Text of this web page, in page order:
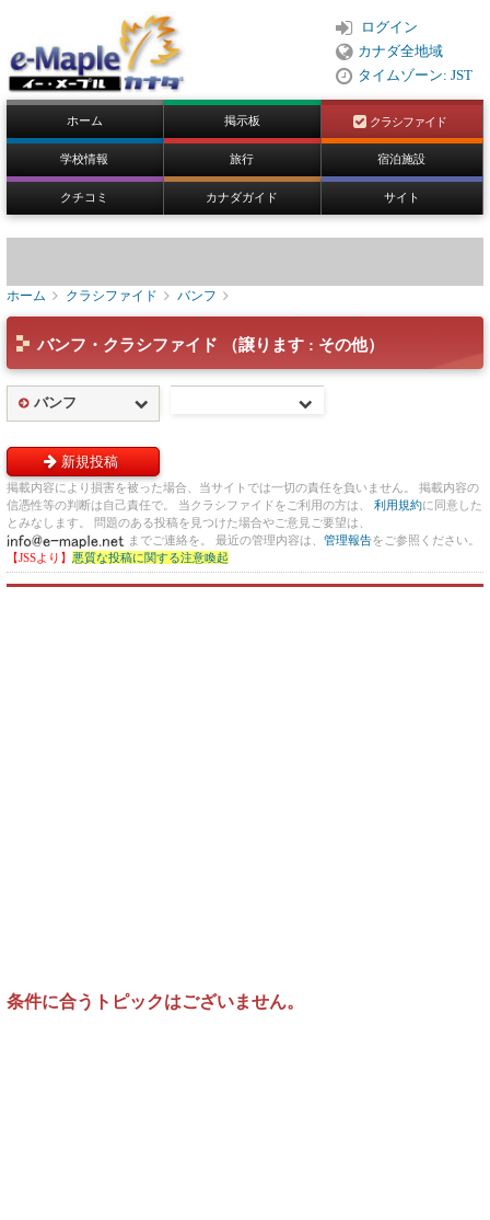
ログイン
カナダ全地域
タイムゾーン: JST
ホーム 掲示板 クラシファイド
学校情報 旅行 宿泊施設
クチコミ カナダガイド サイト
ホーム クラシファイド バンフ
バンフ・クラシファイド （譲ります : その他）
バンフ
掲載内容により損害を被った場合、当サイトでは一切の責任を負いません。 掲載内容の
信憑性等の判断は自己責任で。 当クラシファイドをご利用の方は、 利用規約に同意した
とみなします。 問題のある投稿を見つけた場合やご意見ご要望は、
までご連絡を。 最近の管理内容は、 管理報告をご参照ください。
【JSSより】 悪質な投稿に関する注意喚起
新規投稿
条件に合うトピックはございません。